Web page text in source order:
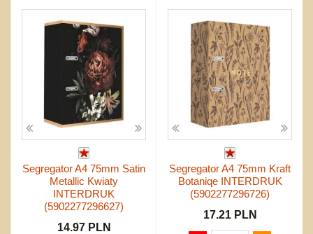
Segregator A4 75mm Satin
Metallic Kwiaty
INTERDRUK
(5902277296627)
14.97 PLN
Segregator A4 75mm Kraft
Botaniqe INTERDRUK
(5902277296726)
17.21 PLN